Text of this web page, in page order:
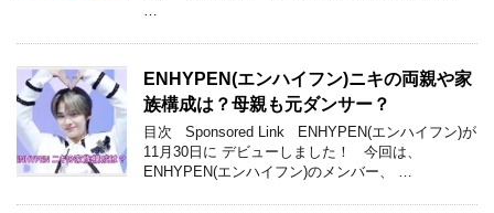
…
ENHYPEN(エンハイフン)ニキの両親や家
族構成は？母親も元ダンサー？
目次 Sponsored Link ENHYPEN(エンハイフン)が
11月30日に デビューしました！ 今回は、
ENHYPEN(エンハイフン)のメンバー、 …